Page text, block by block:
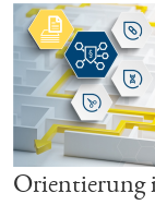
Orientierung